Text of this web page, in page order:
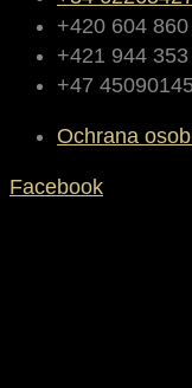
+420 604
+421 944
+47
Ochrana
Facebook